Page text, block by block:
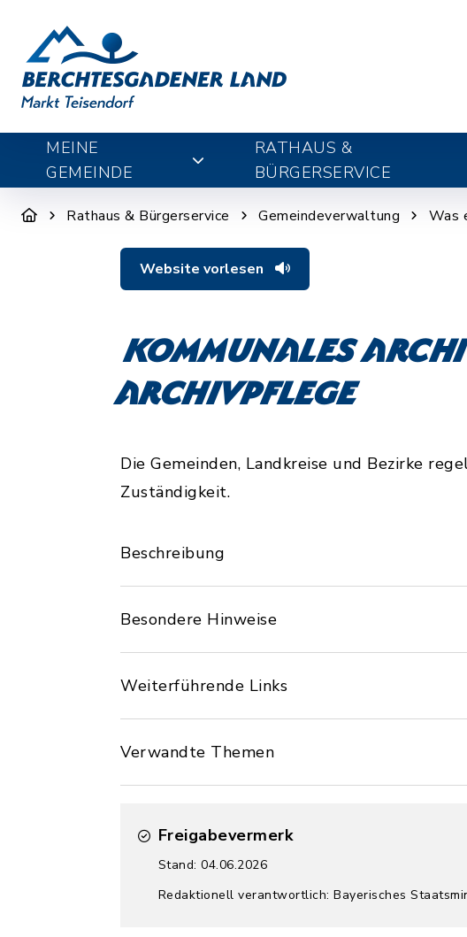
MEINE
GEMEINDE
RATHAUS &
BÜRGERSERVICE
Rathaus & Bürgerservice Gemeindeverwaltung Was
Website vorlesen
Kommunales
Archivpflege
Die Gemeinden, Landkreise und Bezirke
Zuständigkeit.
Beschreibung
Besondere Hinweise
Weiterführende Links
Verwandte Themen
Freigabevermerk
Stand: 04.06.2026
Redaktionell verantwortlich: Bayerisches